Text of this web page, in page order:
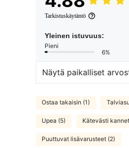
Tarkistuskäytäntö
Yleinen istuvuus:
Pieni
6%
Näytä paikalliset
Ostaa takaisin (1)
Upea (5) Kätevästi
Puuttuvat lisävarusteet (2)